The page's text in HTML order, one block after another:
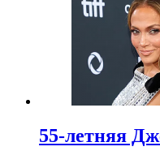
55-летняя